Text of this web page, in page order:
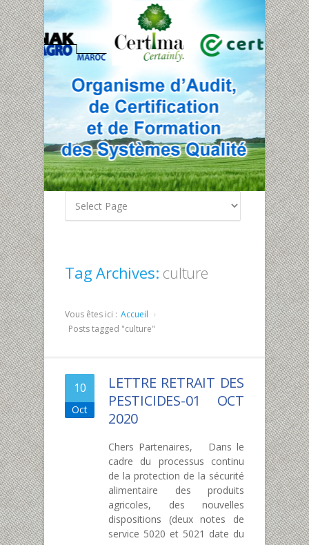
Tag Archives: culture
Vous êtes ici : Accueil
Posts tagged "culture"
10
Oct
LETTRE RETRAIT DES
PESTICIDES-01 OCT
2020
Chers Partenaires, Dans le
cadre du processus continu
de la protection de la sécurité
alimentaire des produits
agricoles, des nouvelles
dispositions (deux notes de
service 5020 et 5021 date du